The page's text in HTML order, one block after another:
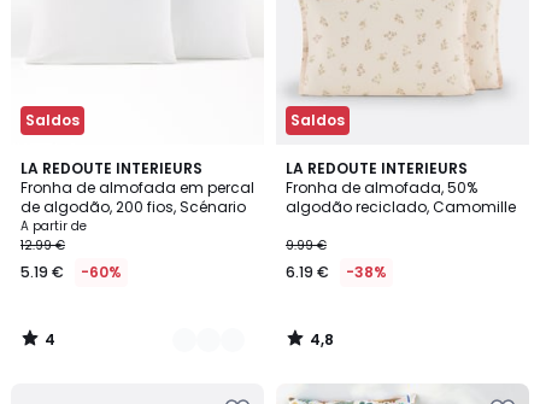
Saldos
LA REDOUTE INTERIEURS
Fronha de almofada em percal
de algodão, 200 fios, Scénario
A partir de
12.99 €
5.19 € -60%
4
/
5
19
Cores
4
/
Saldos
LA REDOUTE INTERIEURS
Fronha de almofada, 50%
algodão reciclado, Camomille
9.99 €
6.19 € -38%
4,8
/ 5
4,8
/